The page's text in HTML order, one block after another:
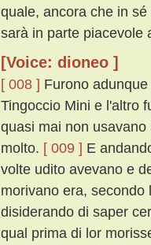
quale, ancora che in
sarà in parte piacevole
[Voice: dioneo ]
[ 008 ] Furono
Tingoccio Mini e l'altro
quasi mai non
molto. [ 009 ] E
volte udito avevano e
morivano era,
disiderando di saper
qual prima di lor